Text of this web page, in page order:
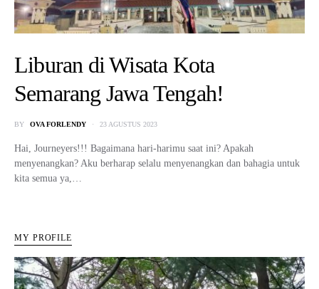
Liburan di Wisata Kota
Semarang Jawa Tengah!
BY OVA FORLENDY 23 AGUSTUS 2023
Hai, Journeyers!!! Bagaimana hari-harimu saat ini? Apakah
menyenangkan? Aku berharap selalu menyenangkan dan bahagia untuk
kita semua ya,…
MY PROFILE